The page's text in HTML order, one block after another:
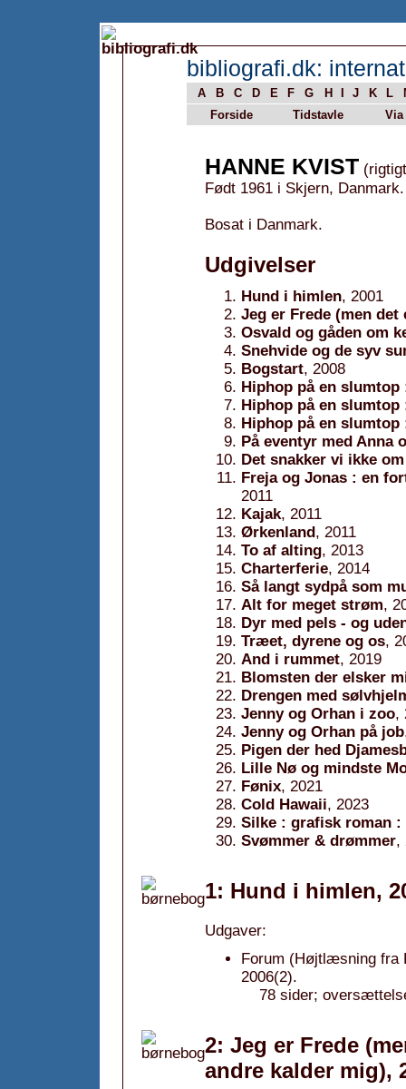
bibliografi.dk:
A B C D E F G H J K L
Forside
Tidstavle Via
HANNE KVIST
Født 1961 i Skjern, Danmark.
Bosat i Danmark.
Udgivelser
Hund i himlen, 2001
Jeg er Frede (men
Osvald og gåden om
Snehvide og de syv
Bogstart, 2008
Hiphop på en slumtop
Hiphop på en
Hiphop på en
På eventyr med Anna
Det snakker vi ikke
Freja og Jonas : en
2011
Kajak, 2011
Ørkenland, 2011
To af alting, 2013
Charterferie, 2014
Så langt sydpå som
Alt for meget strøm,
Dyr med pels - og
Træet, dyrene og os,
And i rummet, 2019
Blomsten der elsker
Drengen med
Jenny og Orhan i zoo,
Jenny og Orhan på job
Pigen der hed
Lille Nø og mindste
Fønix, 2021
Cold Hawaii, 2023
Silke : grafisk roman :
Svømmer & drømmer,
1: Hund i himlen,
Udgaver:
Forum (Højtlæsning fra
2006(2).
78 sider;
2: Jeg er Frede
andre kalder mig),